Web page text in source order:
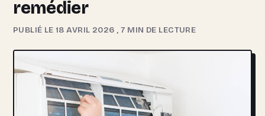
remédier
PUBLIÉ LE 18 AVRIL 2026 , 7 MIN DE LECTURE